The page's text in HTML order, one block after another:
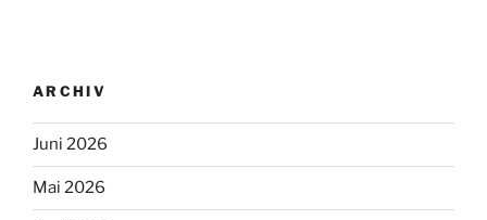
ARCHIV
Juni 2026
Mai 2026